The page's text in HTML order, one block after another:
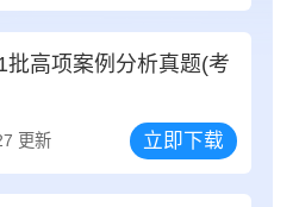
批高项案例分析真题(考
更新 立即下载